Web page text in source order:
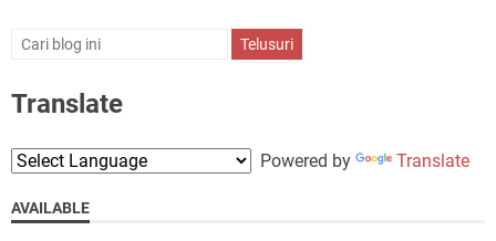
Translate
Powered by Translate
AVAILABLE